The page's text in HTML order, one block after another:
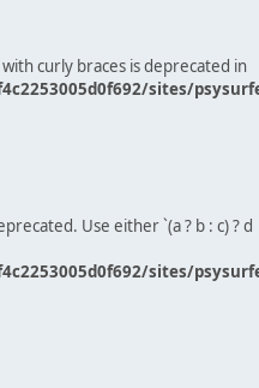
curly braces is deprecated in
sites/
Use either `(a ? b : c) ? d
sites/